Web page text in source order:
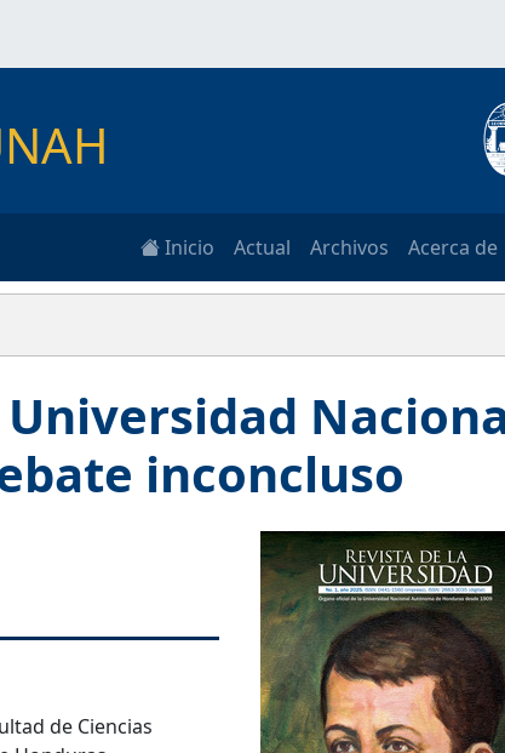
Inicio Actual Archivos Acerca de
inconcluso
de Ciencias